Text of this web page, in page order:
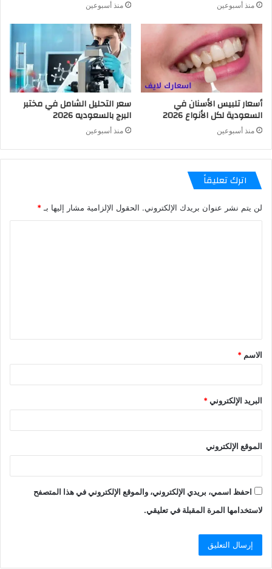
منذ أسبوعين منذ أسبوعين
أسعار تلبيس الأسنان في
السعودية لكل الأنواع 2026
منذ أسبوعين
سعر التحليل الشامل في مختبر
البرج بالسعوديه 2026
منذ أسبوعين
اترك تعليقاً
لن يتم نشر عنوان بريدك الإلكتروني. الحقول الإلزامية مشار إليها بـ *
الاسم *
البريد الإلكتروني*
الموقع الإلكتروني
احفظ اسمي، بريدي الإلكتروني، والموقع الإلكتروني في هذا المتصفح
لاستخدامها المرة المقبلة في تعليقي.